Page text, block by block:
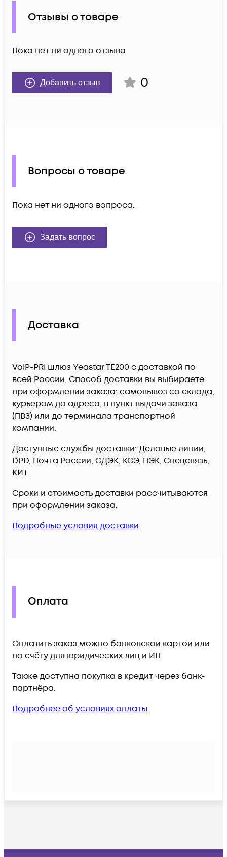
Отзывы о товаре
Пока нет ни одного отзыва
Добавить отзыв 0
Вопросы о товаре
Пока нет ни одного вопроса.
Задать вопрос
Доставка
VoIP-PRI шлюз Yeastar TE200 c доставкой по
всей России. Способ доставки вы выбираете
при оформлении заказа: самовывоз со склада,
курьером до адреса, в пункт выдачи заказа
(ПВЗ) или до терминала транспортной
компании.
Доступные службы доставки: Деловые линии,
DPD, Почта России, СДЭК, КСЭ, ПЭК, Спецсвязь,
КИТ.
Сроки и стоимость доставки рассчитываются
при оформлении заказа.
Подробные условия доставки
Оплата
Оплатить заказ можно банковской картой или
по счёту для юридических лиц и ИП.
Также доступна покупка в кредит через банк-
партнёра.
Подробнее об условиях оплаты